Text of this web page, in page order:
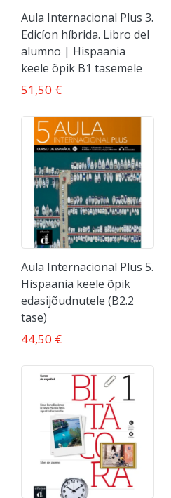
Aula Internacional Plus 3.
Edicíon híbrida. Libro del
alumno | Hispaania
keele õpik B1 tasemele
51,50 €
Aula Internacional Plus 5.
Hispaania keele õpik
edasijõudnutele (B2.2
tase)
44,50 €